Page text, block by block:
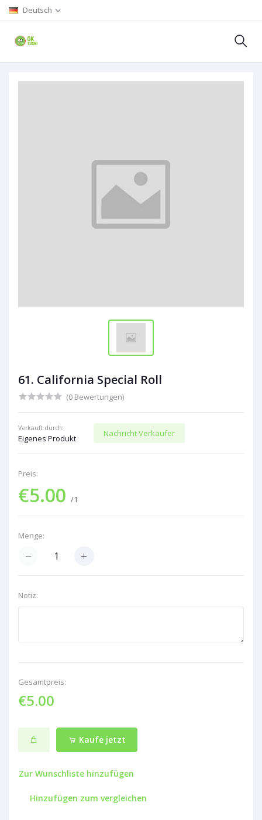
Deutsch
61. California Special Roll
(0 Bewertungen)
Verkauft durch:
Eigenes Produkt
Nachricht Verkäufer
Preis:
€5.00 /1
Menge:
Notiz:
Gesamtpreis:
€5.00
Kaufe jetzt
Zur Wunschliste hinzufügen
Hinzufügen zum vergleichen